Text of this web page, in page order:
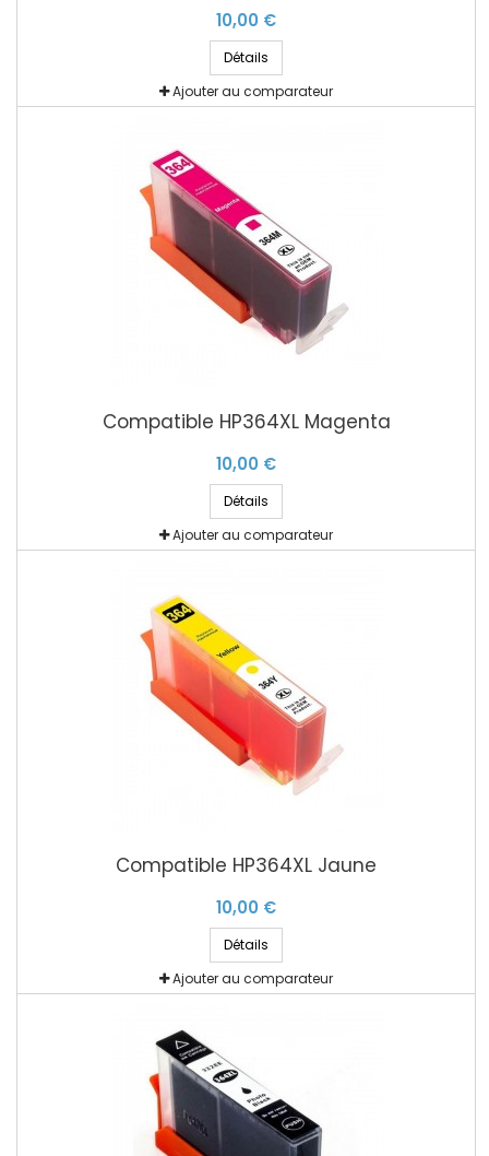
10,00 €
Détails
Ajouter au comparateur
Compatible HP364XL Magenta
10,00 €
Détails
Ajouter au comparateur
Compatible HP364XL Jaune
10,00 €
Détails
Ajouter au comparateur